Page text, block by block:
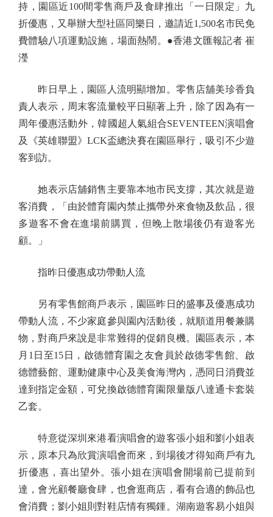
持，園區近100間零售商戶及食肆推出「一日限定」九
折優惠，又舉辦大型社區同樂日，邀請近1,500名市民免
費體驗八項運動設施，場面熱鬧。●香港文匯報記者 崔
瀅
昨日早上，園區人流明顯增加。零售店舖美珍香負
責人表示，周末客流量較平日顯著上升，除了因為有一
周年優惠活動外，韓國超人氣組合SEVENTEEN演唱會
及《英雄聯盟》LCK盃總決賽在園區舉行，吸引不少遊
客到訪。
她表示店舖銷售主要靠本地市民支撐，其次就是遊
客消費，「由於體育園內禁止攜帶外來食物及飲品，很
多遊客不會在進場前購買，但晚上散場後仍有遊客光
顧。」
指昨日優惠成功帶動人流
另有零售館商戶表示，園區昨日的盛事及優惠成功
帶動人流，不少家庭參與園內活動後，就順道用餐兼購
物，對商戶來說是非常難得的促銷良機。園區表示，本
月1日至15日，啟德體育園之友會員於啟德零售館、啟
德體藝館、運動健康中心及美食海灣內，憑同日消費並
達到指定金額，可兌換啟德體育園限量版八達通卡套裝
乙套。
特意從深圳來港看演唱會的遊客張小姐和劉小姐表
示，原本只為欣賞演唱會而來，到場後才得知商戶有九
折優惠，喜出望外。張小姐在演唱會開場前已提前到
達，會光顧餐廳食肆，也會逛商店，看有合適的飾品也
會消費；劉小姐則對鞋店情有獨鍾。湖南遊客易小姐與